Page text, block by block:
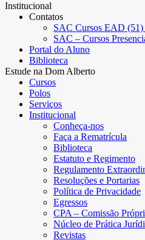
Institucional
Contatos
SAC Cursos EAD (51)
SAC – Cursos
Portal do Aluno
Biblioteca
Estude na Dom Alberto
Cursos
Polos
Serviços
Institucional
Conheça-nos
Faça a Rematrícula
Biblioteca
Estatuto e Regimento
Regulamento
Resoluções e Portarias
Política de Privacidade
Egressos
CPA – Comissão
Núcleo de Prática
Revistas